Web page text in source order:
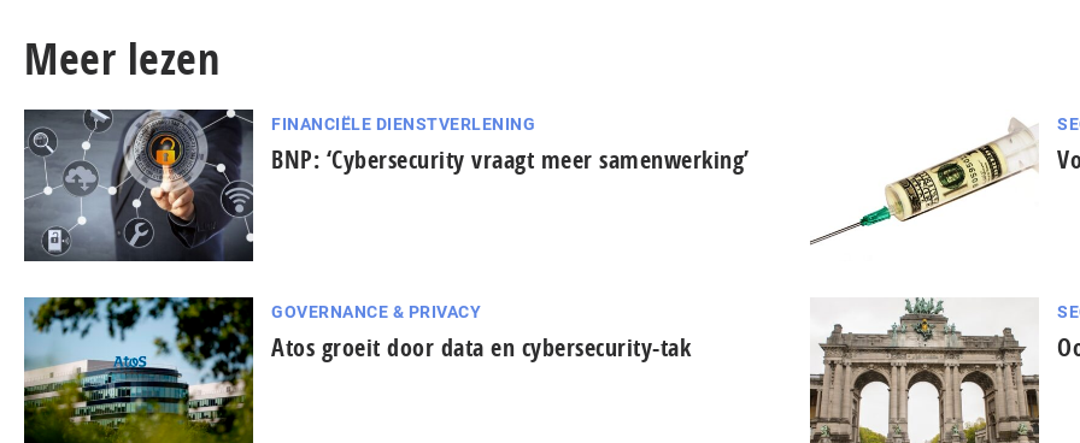
Meer lezen
FINANCIËLE DIENSTVERLENING
BNP: ‘Cybersecurity vraagt meer samenwerking’
GOVERNANCE & PRIVACY
Atos groeit door data en cybersecurity-tak